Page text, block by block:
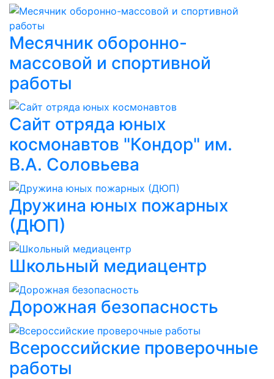
Месячник оборонно-
массовой и спортивной
работы
Сайт отряда юных
космонавтов "Кондор" им.
В.А. Соловьева
Дружина юных пожарных
(ДЮП)
Школьный медиацентр
Дорожная безопасность
Всероссийские проверочные
работы